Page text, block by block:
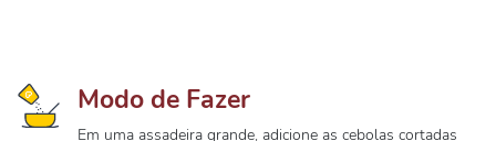
Modo de Fazer
Em uma assadeira grande, adicione as cebolas cortadas